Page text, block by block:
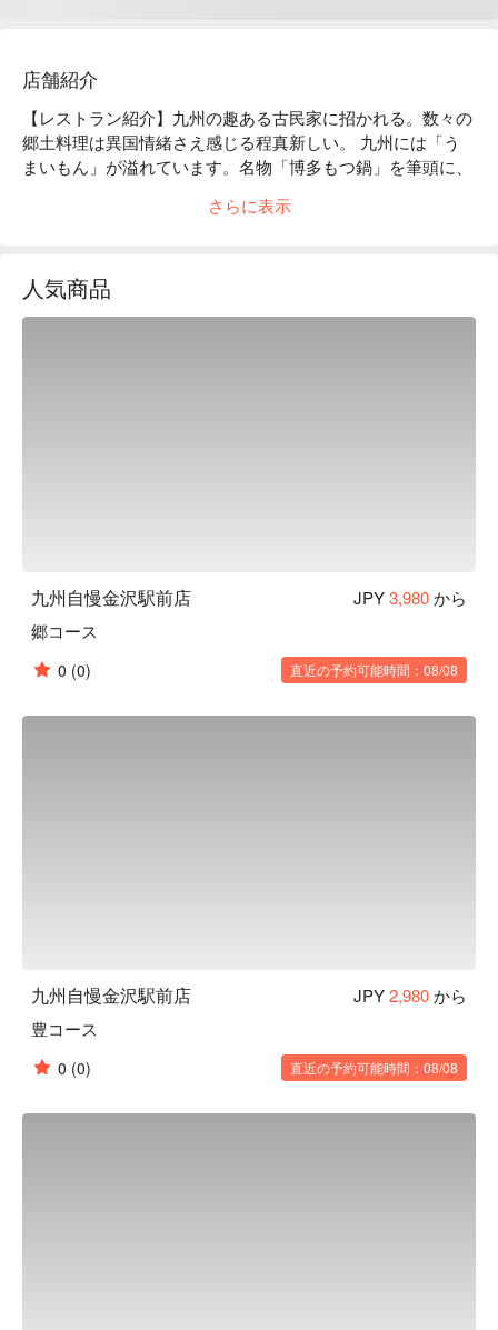
店舗紹介
【レストラン紹介】九州の趣ある古民家に招かれる。数々の
郷土料理は異国情緒さえ感じる程真新しい。 九州には「う
まいもん」が溢れています。名物「博多もつ鍋」を筆頭に、
料理を取り揃えております。厳選芋焼酎を味わいながらくつ
酎瓶や甕が随所に飾られ、趣ある個室で自慢の九州料理をご
堪能いただけます。個室で語らうもよし、活気ある大衆空間
さらに表示
人気商品
九州自慢金沢駅前店 JPY3,980から
郷コース
0 (0) 直近の予約可能時間：08/08
九州自慢金沢駅前店 JPY2,980から
豊コース
0 (0) 直近の予約可能時間：08/08